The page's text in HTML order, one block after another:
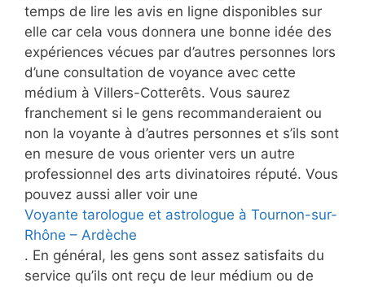
temps de lire les avis en ligne disponibles sur
elle car cela vous donnera une bonne idée des
expériences vécues par d’autres personnes lors
d’une consultation de voyance avec cette
médium à Villers-Cotterêts. Vous saurez
franchement si le gens recommanderaient ou
non la voyante à d’autres personnes et s’ils sont
en mesure de vous orienter vers un autre
professionnel des arts divinatoires réputé. Vous
pouvez aussi aller voir une
Voyante tarologue et astrologue à Tournon-sur-
Rhône – Ardèche
. En général, les gens sont assez satisfaits du
service qu’ils ont reçu de leur médium ou de